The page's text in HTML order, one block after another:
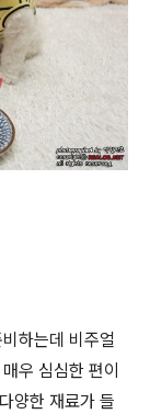
하는데 비주얼
우 심심한 편이
양한 재료가 들